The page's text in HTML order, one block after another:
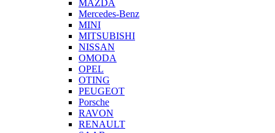
MAZDA
Mercedes-Benz
MINI
MITSUBISHI
NISSAN
OMODA
OPEL
OTING
PEUGEOT
Porsche
RAVON
RENAULT